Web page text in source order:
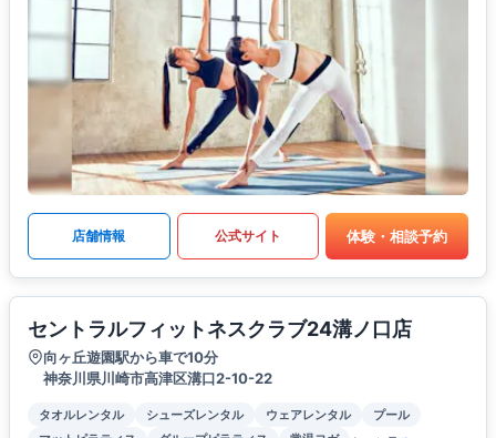
店舗情報 公式サイト 体験・相談予約
セントラルフィットネスクラブ24溝ノ口店
向ヶ丘遊園駅から車で10分
神奈川県川崎市高津区溝口2-10-22
タオルレンタル シューズレンタル ウェアレンタル
プール